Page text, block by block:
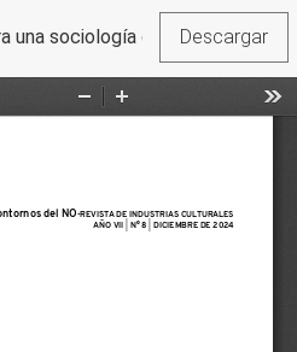
artículo
una sociología conurbana
Descargar